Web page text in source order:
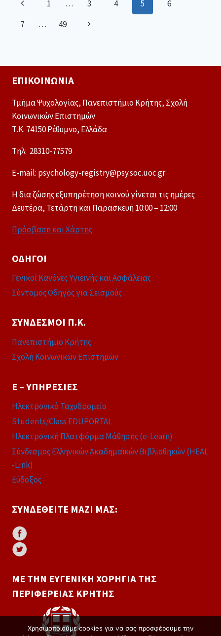
1 … 3 4 5
6
7
… 49
ΕΠΙΚΟΙΝΩΝΊΑ
Τμήμα Ψυχολογίας, Πανεπιστήμιο Κρήτης, Σχολή
Κοινωνικών Επιστημών
Τ.Κ. 74150 Ρέθυμνο, Ελλάδα
Tηλ: 28310-77579
E-mail: psychology-registry@psy.soc.uoc.gr
Η δια ζώσης εξυπηρέτηση κοινού γίνεται τις ημέρες
Δευτέρα, Τετάρτη και Παρασκευή 10:00 – 12:00
Πρόσβαση και Χάρτης
ΟΔΗΓΟΊ
Γενικοί Κανόνες Υγιεινής και Ασφάλειας
Σύντομος Οδηγός για Σεισμούς
ΣΎΝΔΕΣΜΟΙ Π.Κ.
Πανεπιστήμιο Κρήτης
Σχολή Κοινωνικών Επιστημών
E – ΥΠΗΡΕΣΊΕΣ
Ηλεκτρονικό Ταχυδρομείο
Students/Class EDUPORTAL
Ηλεκτρονική Πλατφόρμα Μάθησης (e-Learn)
Σύνδεσμος Ελληνικών Ακαδημαϊκών Βιβλιοθηκών (HEAL
-Link)
Εύδοξος
ΣΥΝΔΕΘΕΊΤΕ ΜΑΖΊ ΜΑΣ:
ΜΕ ΤΗΝ ΕΥΓΕΝΙΚΉ ΧΟΡΗΓΊΑ ΤΗΣ
ΠΕΡΙΦΈΡΕΙΑΣ ΚΡΉΤΗΣ
Χρησιμοποιούμε cookies για να σας προσφέρουμε την